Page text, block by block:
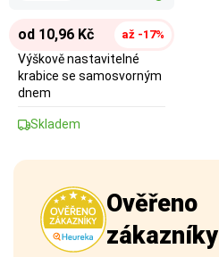
od 10,96 Kč až -17%
Výškově nastavitelné
krabice se samosvorným
dnem
Skladem
Ověřeno
zákazníky